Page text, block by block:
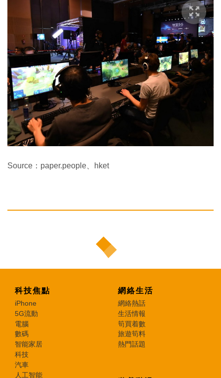
Source：paper.people、hket
科技焦點
iPhone
5G流動
電腦
數碼
智能家居
科技
汽車
人工智能
網絡生活
網絡熱話
生活情報
筍買着數
旅遊筍料
熱門話題